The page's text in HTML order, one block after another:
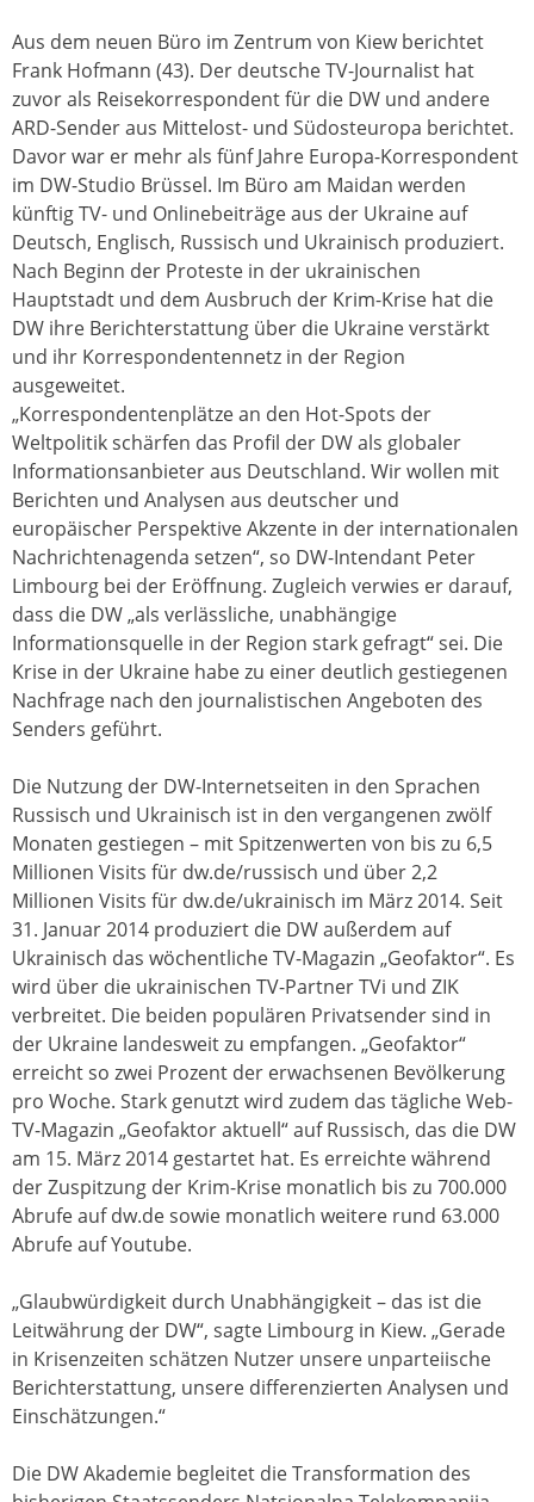
Aus dem neuen Büro im Zentrum von Kiew berichtet
Frank Hofmann (43). Der deutsche TV-Journalist hat
zuvor als Reisekorrespondent für die DW und andere
ARD-Sender aus Mittelost- und Südosteuropa berichtet.
Davor war er mehr als fünf Jahre Europa-Korrespondent
im DW-Studio Brüssel. Im Büro am Maidan werden
künftig TV- und Onlinebeiträge aus der Ukraine auf
Deutsch, Englisch, Russisch und Ukrainisch produziert.
Nach Beginn der Proteste in der ukrainischen
Hauptstadt und dem Ausbruch der Krim-Krise hat die
DW ihre Berichterstattung über die Ukraine verstärkt
und ihr Korrespondentennetz in der Region
ausgeweitet.
„Korrespondentenplätze an den Hot-Spots der
Weltpolitik schärfen das Profil der DW als globaler
Informationsanbieter aus Deutschland. Wir wollen mit
Berichten und Analysen aus deutscher und
europäischer Perspektive Akzente in der internationalen
Nachrichtenagenda setzen“, so DW-Intendant Peter
Limbourg bei der Eröffnung. Zugleich verwies er darauf,
dass die DW „als verlässliche, unabhängige
Informationsquelle in der Region stark gefragt“ sei. Die
Krise in der Ukraine habe zu einer deutlich gestiegenen
Nachfrage nach den journalistischen Angeboten des
Senders geführt.
Die Nutzung der DW-Internetseiten in den Sprachen
Russisch und Ukrainisch ist in den vergangenen zwölf
Monaten gestiegen – mit Spitzenwerten von bis zu 6,5
Millionen Visits für dw.de/russisch und über 2,2
Millionen Visits für dw.de/ukrainisch im März 2014. Seit
31. Januar 2014 produziert die DW außerdem auf
Ukrainisch das wöchentliche TV-Magazin „Geofaktor“. Es
wird über die ukrainischen TV-Partner TVi und ZIK
verbreitet. Die beiden populären Privatsender sind in
der Ukraine landesweit zu empfangen. „Geofaktor“
erreicht so zwei Prozent der erwachsenen Bevölkerung
pro Woche. Stark genutzt wird zudem das tägliche Web-
TV-Magazin „Geofaktor aktuell“ auf Russisch, das die DW
am 15. März 2014 gestartet hat. Es erreichte während
der Zuspitzung der Krim-Krise monatlich bis zu 700.000
Abrufe auf dw.de sowie monatlich weitere rund 63.000
Abrufe auf Youtube.
„Glaubwürdigkeit durch Unabhängigkeit – das ist die
Leitwährung der DW“, sagte Limbourg in Kiew. „Gerade
in Krisenzeiten schätzen Nutzer unsere unparteiische
Berichterstattung, unsere differenzierten Analysen und
Einschätzungen.“
Die DW Akademie begleitet die Transformation des